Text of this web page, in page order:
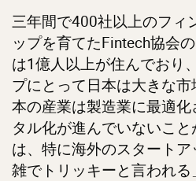
三年間で400社以上のフィ
ップを育てたFintech協会
は1億人以上が住んでおり
プにとって日本は大きな
本の産業は製造業に最適
タル化が進んでいないこ
は、特に海外のスタート
雑でトリッキーと言われる